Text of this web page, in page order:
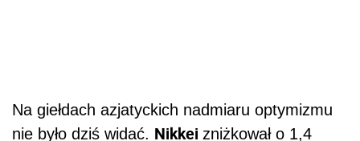
Na giełdach azjatyckich nadmiaru optymizmu
nie było dziś widać. Nikkei zniżkował o 1,4